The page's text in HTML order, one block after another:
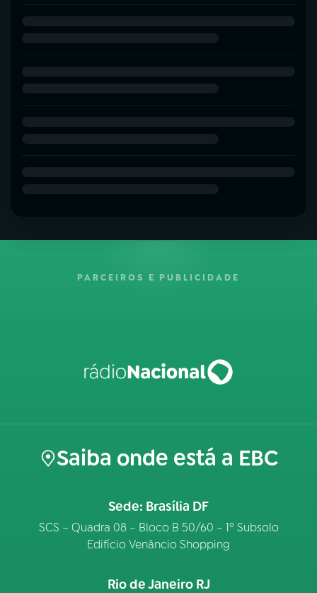
PARCEIROS E PUBLICIDADE
Saiba onde está a EBC
Sede: Brasília DF
SCS – Quadra 08 – Bloco B 50/60 – 1º Subsolo
Edifício Venâncio Shopping
Rio de Janeiro RJ